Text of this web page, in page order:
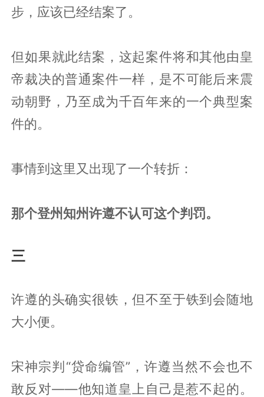
步，应该已经结案了。
但如果就此结案，这起案件将和其他由皇
帝裁决的普通案件一样，是不可能后来震
动朝野，乃至成为千百年来的一个典型案
件的。
事情到这里又出现了一个转折：
那个登州知州许遵不认可这个判罚。
三
许遵的头确实很铁，但不至于铁到会随地
大小便。
宋神宗判“贷命编管”，许遵当然不会也不
敢反对——他知道皇上自己是惹不起的。